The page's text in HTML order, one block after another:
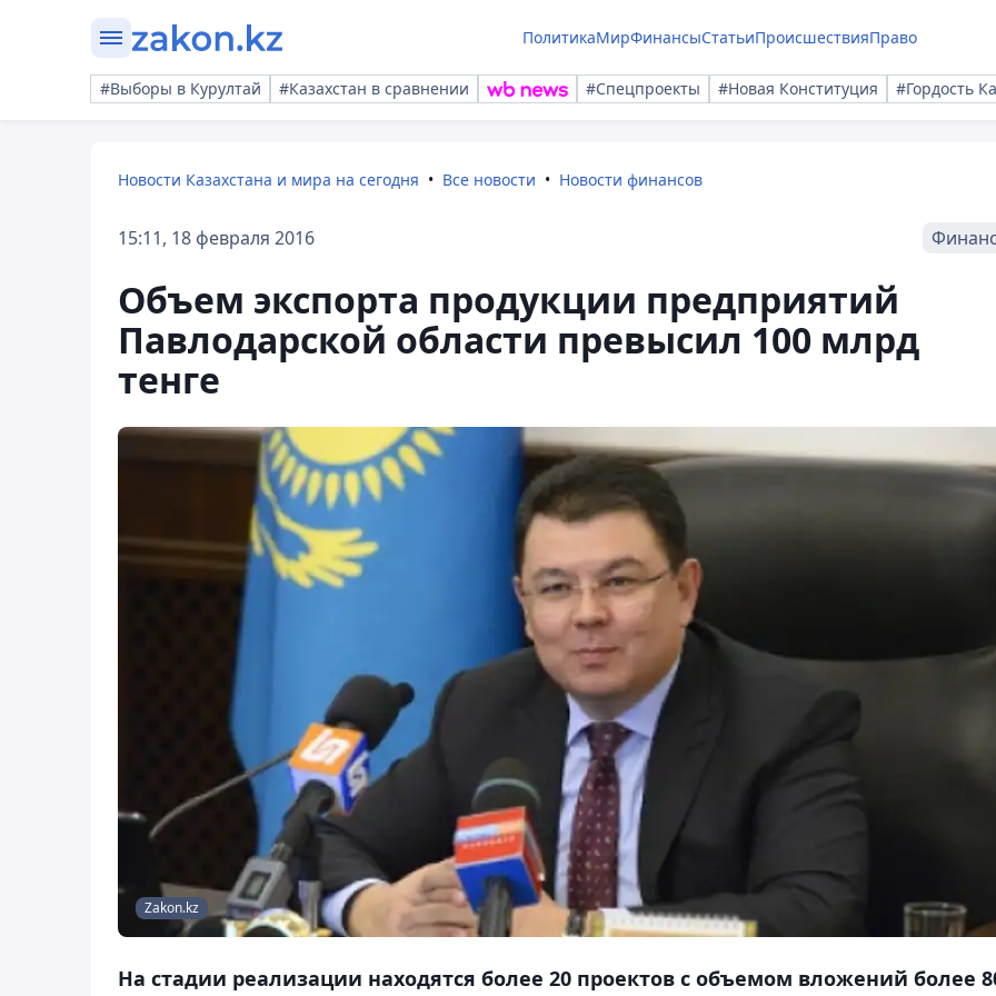
ПолитикаМирФинансыСтатьиПроисшествияПраво
#Выборы в Курултай #Казахстан в сравнении #Спецпроекты #Новая Конституция #Гордость
Новости Казахстана и мира на сегодня Все новости Новости финансов
15:11, 18 февраля 2016
Объем экспорта продукции предприятий
Павлодарской области превысил 100 млрд
тенге
Zakon.kz
На стадии реализации находятся более 20 проектов с объемом вложений более